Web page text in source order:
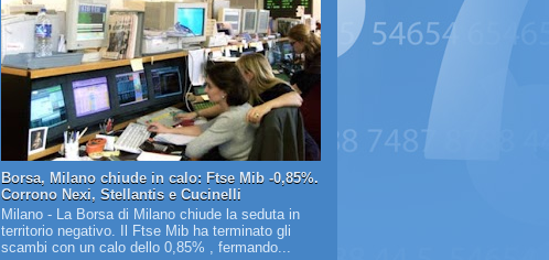
Borsa, Milano chiude in calo: Ftse Mib -0,85%.
Corrono Nexi, Stellantis e Cucinelli
Milano - La Borsa di Milano chiude la seduta in
territorio negativo. Il Ftse Mib ha terminato gli
scambi con un calo dello 0,85% , fermando...